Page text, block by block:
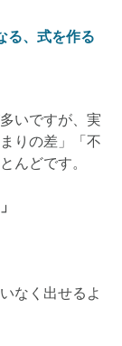
る、式を作る
いですが、実
りの差」「不
んどです。
なく出せるよ